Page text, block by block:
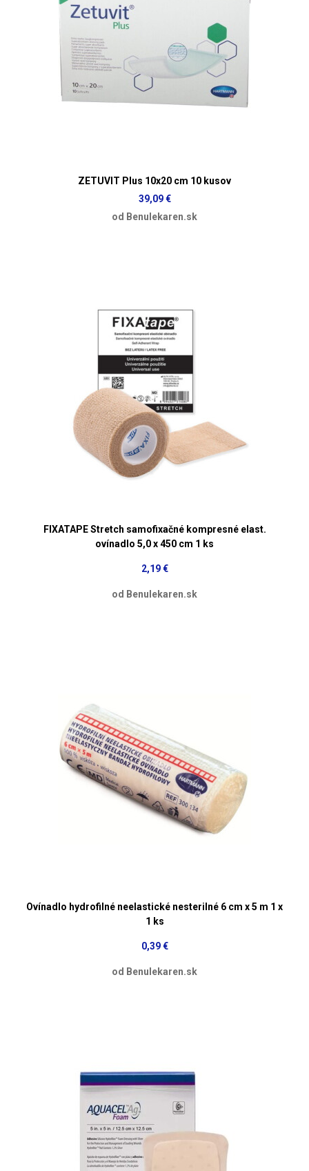
ZETUVIT Plus 10x20 cm 10 kusov
39,09 €
od Benulekaren.sk
FIXATAPE Stretch samofixačné kompresné elast.
ovínadlo 5,0 x 450 cm 1 ks
2,19 €
od Benulekaren.sk
Ovínadlo hydrofilné neelastické nesterilné 6 cm x 5 m 1 x
1 ks
0,39 €
od Benulekaren.sk